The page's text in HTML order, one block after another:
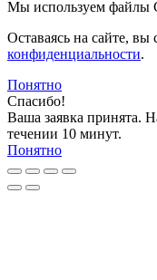
Мы используем файлы
Оставаясь на сайте, вы
конфиденциальности.
Понятно
Спасибо!
Ваша заявка принята.
течении 10 минут.
Понятно